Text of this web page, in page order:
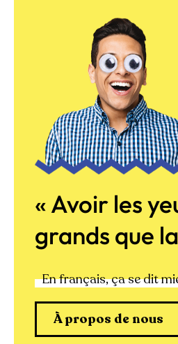
« Avoir les
grands que
En français, ça se dit
À propos de nous